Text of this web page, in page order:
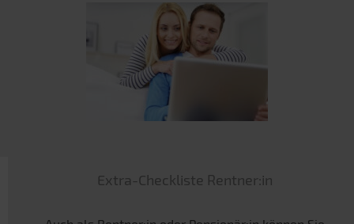
Extra-Checkliste Rentner:in